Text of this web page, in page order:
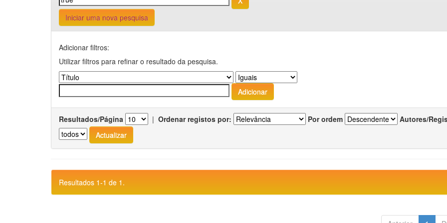
Iniciar uma nova pesquisa
Adicionar filtros:
Utilizar filtros para refinar o resultado da pesquisa.
Resultados/Página | Ordenar registos por: Por ordem Autores/
Resultados 1-1 de 1.